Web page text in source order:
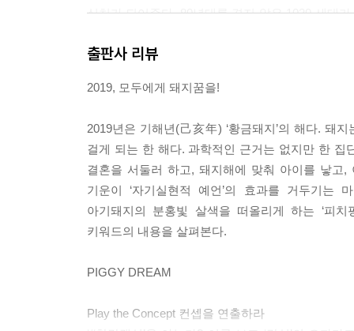
식처가 되어준다. 80년대를 겪지 않은 1020 세대
에게 뉴트로는 가보지 않은 길에 대한 설렘이다.
에게 성공적으로 어필한 기업 중 친환경 제품을
가 신는 신발이자 레오나르도 디카프리오가 투자
0만 켤레 이상의 신발을 판매하는 기록을 세웠는
펼친 것이다.
_288쪽, [필환경 기술] 중에서
정 생활을 원하기 때문이다. 사람들은 자신의 어
을 비하해서 “즙 짠다”고 표현하기도 한다. 아이
출판사 리뷰
2019, 모두에게 돼지꿈을!
2019년은 기해년(己亥年) ‘황금돼지’의 해다. 돼
걸게 되는 한 해다. 과학적인 근거는 없지만 한 집
결혼을 서둘러 하고, 돼지해에 맞춰 아이를 낳고
기운이 ‘자기실현적 예언’의 효과를 거두기는
아기돼지의 분홍빛 살색을 떠올리게 하는 ‘피
키워드의 내용을 살펴본다.
PIGGY DREAM
Play the Concept 컨셉을 연출하라